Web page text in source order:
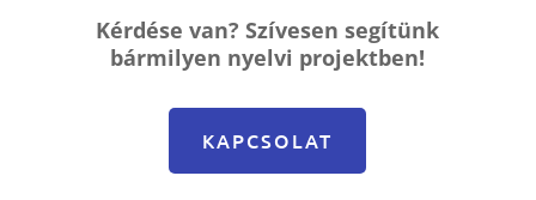
Kérdése van? Szívesen segítünk
bármilyen nyelvi projektben!
KAPCSOLAT